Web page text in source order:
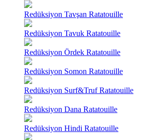
Redüksiyon Tavşan Ratatouille
Redüksiyon Tavuk Ratatouille
Redüksiyon Ördek Ratatouille
Redüksiyon Somon Ratatouille
Redüksiyon Surf&Truf Ratatouille
Redüksiyon Dana Ratatouille
Redüksiyon Hindi Ratatouille